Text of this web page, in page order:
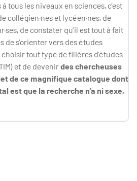
tous les niveaux en sciences, c’est
collégien·nes et lycéen·nes, de
de constater qu’il est tout à fait
de s’orienter vers des études
tout type de filières d’études
et de devenirdes chercheuses
de ce magnifique catalogue dont
est que la recherche n’a ni sexe,